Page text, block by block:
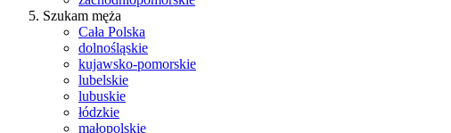
Szukam męża
Cała Polska
dolnośląskie
kujawsko-pomorskie
lubelskie
lubuskie
łódzkie
małopolskie